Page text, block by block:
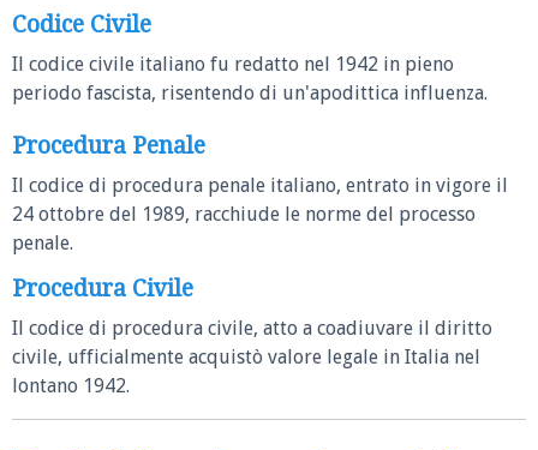
Codice Civile
Il codice civile italiano fu redatto nel 1942 in pieno
periodo fascista, risentendo di un'apodittica influenza.
Procedura Penale
Il codice di procedura penale italiano, entrato in vigore il
24 ottobre del 1989, racchiude le norme del processo
penale.
Procedura Civile
Il codice di procedura civile, atto a coadiuvare il diritto
civile, ufficialmente acquistò valore legale in Italia nel
lontano 1942.